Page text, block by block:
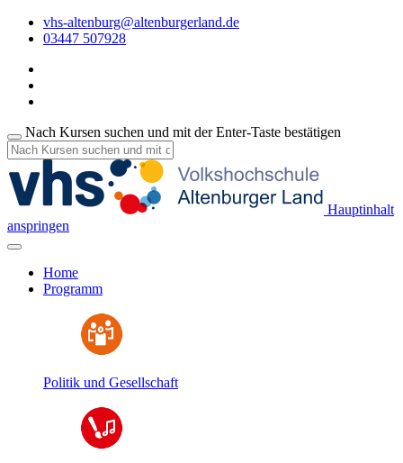
vhs-altenburg@altenburgerland.de
03447 507928
Nach Kursen suchen und mit der Enter-Taste bestätigen
Hauptinhalt
anspringen
Home
Programm
Politik und Gesellschaft